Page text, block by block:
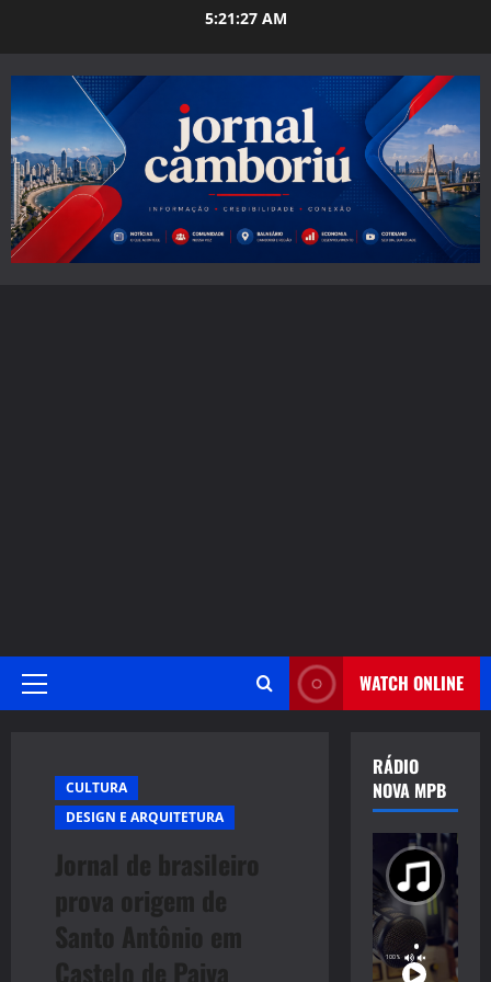
5:21:29 AM
Primary
WATCH ONLINE
CULTURA
DESIGN E ARQUITETURA
Jornal de brasileiro
prova origem de
Santo Antônio em
Castelo de Paiva
RÁDIO
NOVA MPB